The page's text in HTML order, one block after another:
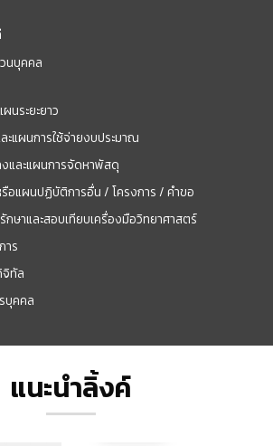
นบุคคล
นระยะยาว
ะแผนการใช้จ่ายงบประมาณ
และแผนการจัดหาพัสดุ
อแผนปฏิบัติการอื่น / โครงการ / คำขอ
ษาและสอบเทียบเครื่องมือวิทยาศาสตร์
าร
ทัล
บุคคล
แนะนำลิ้งค์